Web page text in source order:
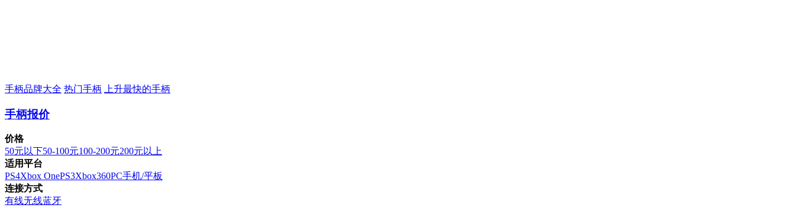
手柄品牌大全 热门手柄 上升最快的手柄
手柄报价
价格
50元以下50-100元100-200元200元以上
适用平台
PS4Xbox OnePS3Xbox360PC手机/平板
连接方式
有线无线蓝牙